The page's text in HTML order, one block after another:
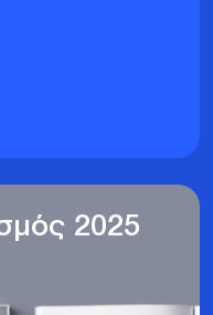
2025